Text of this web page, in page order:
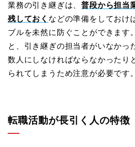
業務の引き継ぎは、普段から担当
残しておく などの準備をしておけ
ブルを未然に防ぐことができます
と、引き継ぎの担当者がいなかっ
数人にしなければならなかったり
られてしまうため注意が必要です。
転職活動が長引く人の特徴